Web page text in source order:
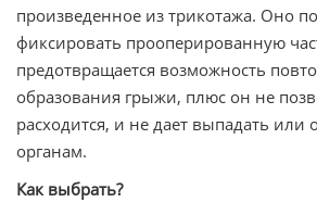
произведенное из трикотажа. Оно
фиксировать прооперированную
предотвращается возможность
образования грыжи, плюс он не
расходится, и не дает выпадать или
органам.
Как выбрать?